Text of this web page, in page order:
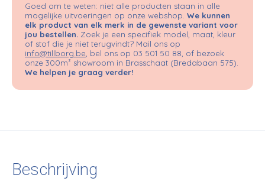
Goed om te weten: niet alle producten staan in alle
mogelijke uitvoeringen op onze webshop. We kunnen
elk product van elk merk in de gewenste variant voor
jou bestellen. Zoek je een specifiek model, maat, kleur
of stof die je niet terugvindt? Mail ons op
info@tillborg.be , bel ons op 03 501 50 88, of bezoek
onze 300m² showroom in Brasschaat (Bredabaan 575).
We helpen je graag verder!
Beschrijving